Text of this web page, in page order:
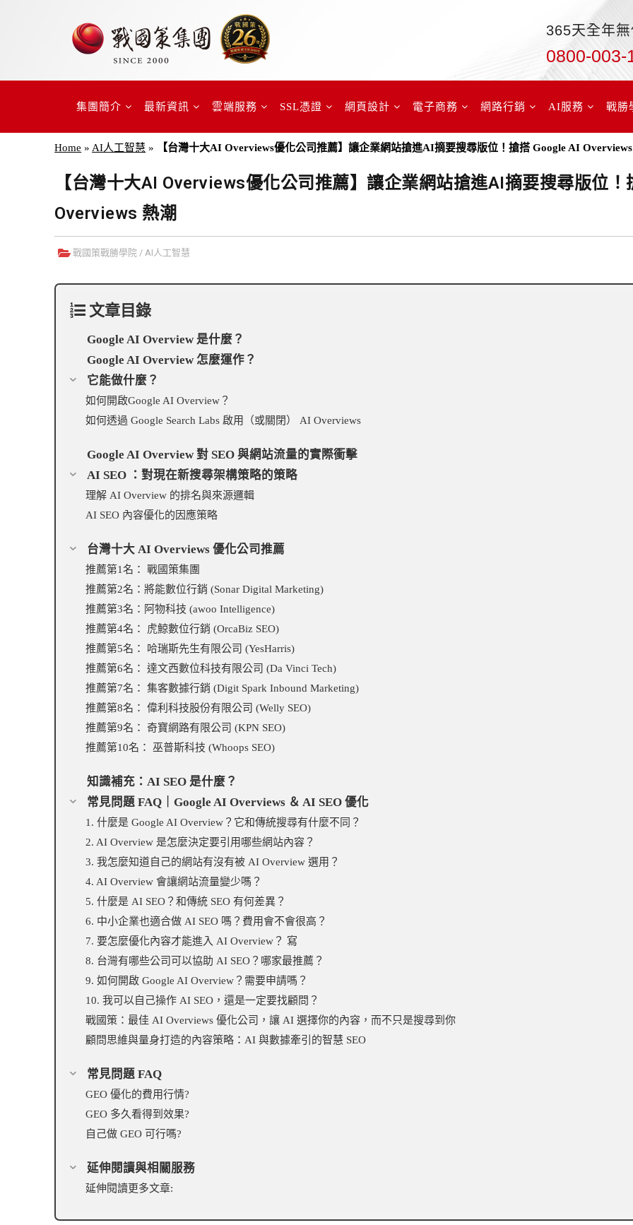
365天全年
0800-003-
集團簡介 最新資訊 雲端服務 SSL憑證 網頁設計 電子商務 網路行銷 AI服務 戰勝
Home »AI人工智慧 » 【台灣十大AI Overviews優化公司推薦】讓企業網站搶進AI摘要搜尋版位！搶搭 Google AI
【台灣十大AI Overviews優化公司推薦】讓企業網站搶進AI摘要搜尋版位！
Overviews 熱潮
戰國策戰勝學院 /AI人工智慧
文章目錄
Google AI Overview 是什麼？
Google AI Overview 怎麼運作？
它能做什麼？
如何開啟Google AI Overview？
如何透過 Google Search Labs 啟用（或關閉） AI Overviews
Google AI Overview 對 SEO 與網站流量的實際衝擊
AI SEO ：對現在新搜尋架構策略的策略
理解 AI Overview 的排名與來源邏輯
AI SEO 內容優化的因應策略
台灣十大 AI Overviews 優化公司推薦
推薦第1名： 戰國策集團
推薦第2名：將能數位行銷 (Sonar Digital Marketing)
推薦第3名：阿物科技 (awoo Intelligence)
推薦第4名： 虎鯨數位行銷 (OrcaBiz SEO)
推薦第5名： 哈瑞斯先生有限公司 (YesHarris)
推薦第6名： 達文西數位科技有限公司 (Da Vinci Tech)
推薦第7名： 集客數據行銷 (Digit Spark Inbound Marketing)
推薦第8名： 偉利科技股份有限公司 (Welly SEO)
推薦第9名： 奇寶網路有限公司 (KPN SEO)
推薦第10名： 巫普斯科技 (Whoops SEO)
知識補充：AI SEO 是什麼？
常見問題 FAQ｜Google AI Overviews ＆ AI SEO 優化
1. 什麼是 Google AI Overview？它和傳統搜尋有什麼不同？
2. AI Overview 是怎麼決定要引用哪些網站內容？
3. 我怎麼知道自己的網站有沒有被 AI Overview 選用？
4. AI Overview 會讓網站流量變少嗎？
5. 什麼是 AI SEO？和傳統 SEO 有何差異？
6. 中小企業也適合做 AI SEO 嗎？費用會不會很高？
7. 要怎麼優化內容才能進入 AI Overview？ 寫
8. 台灣有哪些公司可以協助 AI SEO？哪家最推薦？
9. 如何開啟 Google AI Overview？需要申請嗎？
10. 我可以自己操作 AI SEO，還是一定要找顧問？
戰國策：最佳 AI Overviews 優化公司，讓 AI 選擇你的內容，而不只是搜尋到你
顧問思維與量身打造的內容策略：AI 與數據牽引的智慧 SEO
常見問題 FAQ
GEO 優化的費用行情?
GEO 多久看得到效果?
自己做 GEO 可行嗎?
延伸閱讀與相關服務
延伸閱讀更多文章: